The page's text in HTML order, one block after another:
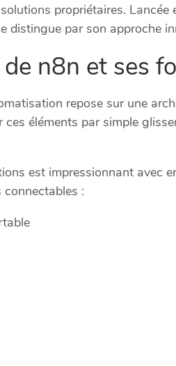
propriétaires.
distingue par son approche
n8n et ses
repose sur une
ces éléments par simple
est impressionnant avec
: